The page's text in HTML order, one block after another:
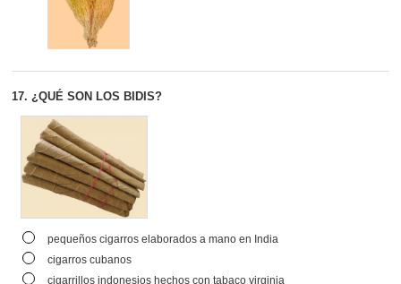
17.¿QUÉ SON LOS BIDIS?
pequeños cigarros elaborados a mano en India
cigarros cubanos
cigarrillos indonesios hechos con tabaco virginia